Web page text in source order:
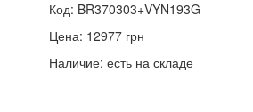
Код: BR370303+VYN193G
Цена: 12977 грн
Наличие: есть на складе